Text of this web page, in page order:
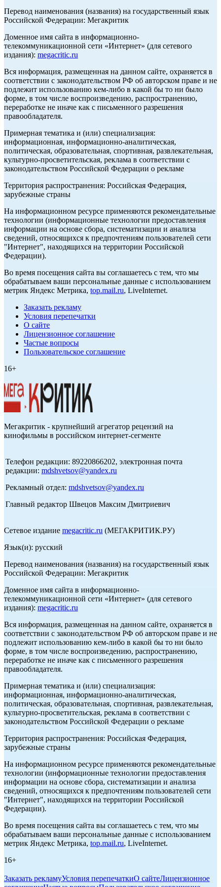
Перевод наименования (названия) на государственный язык
Российской Федерации: Мегакритик
Доменное имя сайта в информационно-
телекоммуникационной сети «Интернет» (для сетевого
издания): megacritic.ru
Вся информация, размещенная на данном сайте, охраняется в
соответствии с законодательством РФ об авторском праве и не
подлежит использованию кем-либо в какой бы то ни было
форме, в том числе воспроизведению, распространению,
переработке не иначе как с письменного разрешения
правообладателя.
Примерная тематика и (или) специализация:
информационная, информационно-аналитическая,
политическая, образовательная, спортивная, развлекательная,
культурно-просветительская, реклама в соответствии с
законодательством Российской Федерации о рекламе
Территория распространения: Российская Федерация,
зарубежные страны
На информационном ресурсе применяются рекомендательные
технологии (информационные технологии предоставления
информации на основе сбора, систематизации и анализа
сведений, относящихся к предпочтениям пользователей сети
"Интернет", находящихся на территории Российской
Федерации).
Во время посещения сайта вы соглашаетесь с тем, что мы
обрабатываем ваши персональные данные с использованием
метрик Яндекс Метрика, top.mail.ru, LiveInternet.
Заказать рекламу
Условия перепечатки
О сайте
Лицензионное соглашение
Частые вопросы
Пользовательское соглашение
16+
Мегакритик - крупнейший агрегатор рецензий на
кинофильмы в российском интернет-сегменте
Телефон редакции: 89220866202, электронная почта
редакции: mdshvetsov@yandex.ru
Рекламный отдел: mdshvetsov@yandex.ru
Главный редактор Швецов Максим Дмитриевич
Сетевое издание megacritic.ru (МЕГАКРИТИК.РУ)
Язык(и): русский
Перевод наименования (названия) на государственный язык
Российской Федерации: Мегакритик
Доменное имя сайта в информационно-
телекоммуникационной сети «Интернет» (для сетевого
издания): megacritic.ru
Вся информация, размещенная на данном сайте, охраняется в
соответствии с законодательством РФ об авторском праве и не
подлежит использованию кем-либо в какой бы то ни было
форме, в том числе воспроизведению, распространению,
переработке не иначе как с письменного разрешения
правообладателя.
Примерная тематика и (или) специализация:
информационная, информационно-аналитическая,
политическая, образовательная, спортивная, развлекательная,
культурно-просветительская, реклама в соответствии с
законодательством Российской Федерации о рекламе
Территория распространения: Российская Федерация,
зарубежные страны
На информационном ресурсе применяются рекомендательные
технологии (информационные технологии предоставления
информации на основе сбора, систематизации и анализа
сведений, относящихся к предпочтениям пользователей сети
"Интернет", находящихся на территории Российской
Федерации).
Во время посещения сайта вы соглашаетесь с тем, что мы
обрабатываем ваши персональные данные с использованием
метрик Яндекс Метрика, top.mail.ru, LiveInternet.
16+
Заказать рекламуУсловия перепечаткиО сайтеЛицензионное